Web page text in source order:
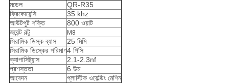
মডেল
QR-R35
ফ্রিকোয়েন্সি
35 khz
আউটপুট শক্তি
800 ওয়াট
জয়েন্ট বল্টু
M8
সিরামিক ডিস্ক ব্যাস
25 মিমি
সিরামিক ডিস্কের পরিমাণ4 পিসি
ক্যাপাসিট্যান্স
2.1-2.3nf
প্রশস্ততা
6 উম
আবেদন
প্লাস্টিক ওয়েল্ডিং মেশিন